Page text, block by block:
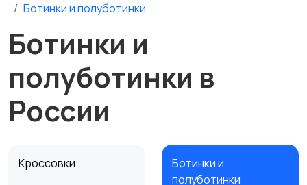
Ботинки и полуботинки
Ботинки и
полуботинки в
России
Кроссовки
Ботинки и
полуботинки